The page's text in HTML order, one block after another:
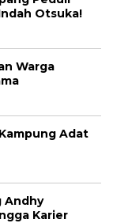
Otsuka!
Warga
Adat
Andhy
Karier